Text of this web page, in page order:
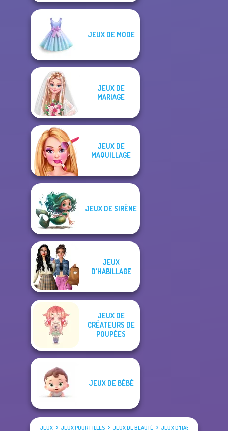
JEUX DE MODE
JEUX DE
MARIAGE
JEUX DE
MAQUILLAGE
JEUX DE SIRÈNE
JEUX
D'HABILLAGE
JEUX DE
CRÉATEURS DE
POUPÉES
JEUX DE BÉBÉ
JEUX JEUX POUR FILLES JEUX DE BEAUTÉ JEUX D'HABILLAGE